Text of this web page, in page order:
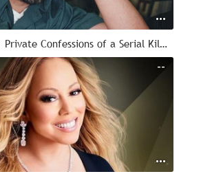
Rifkin on Rifkin: Private Confessions of a Serial Killer
--